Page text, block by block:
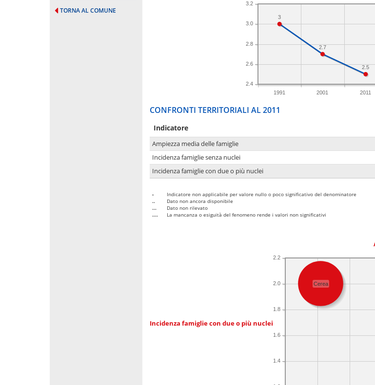
TORNA AL COMUNE
1991 2001 2011
2.4
2.6
2.8
3.0
3.2
2.5
2.7
3
CONFRONTI TERRITORIALI AL 2011
Indicatore
Ampiezza media delle famiglie
Incidenza famiglie senza nuclei
Incidenza famiglie con due o più nuclei
-
Indicatore non applicabile per valore nullo o poco significativo del denominatore
..
Dato non ancora disponibile
...
Dato non rilevato
....
La mancanza o esiguità del fenomeno rende i valori non significativi
Incidenza famiglie con due o più nuclei
1.4
1.6
1.8
2.0
2.2
Cerea